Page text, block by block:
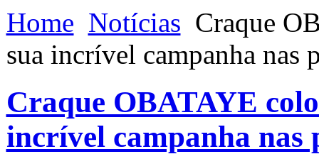
Home Notícias Craque
sua incrível campanha nas
Craque OBATAYE
incrível campanha nas